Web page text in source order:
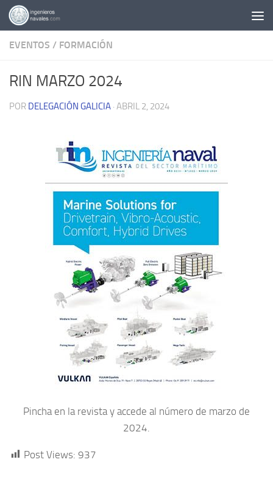
Saltar al contenido
EVENTOS / FORMACIÓN
RIN MARZO 2024
POR DELEGACIÓN GALICIA · ABRIL 2, 2024
Pincha en la revista y accede al número de marzo de
2024.
Post Views: 937